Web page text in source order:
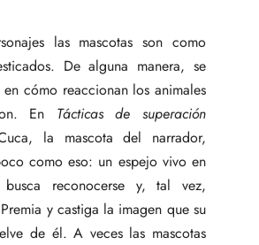
las mascotas son como
De alguna manera, se
cómo reaccionan los animales
En Tácticas de superación
la mascota del narrador,
como eso: un espejo vivo en
reconocerse y, tal vez,
y castiga la imagen que su
de él. A veces las mascotas